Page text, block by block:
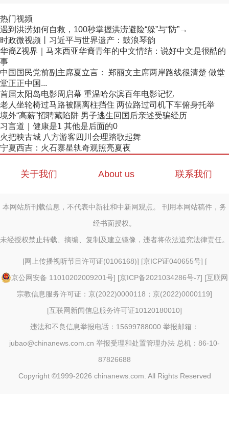
热门视频
遇到洪涝如何自救，100秒掌握洪涝避险“躲”与“防”→
时政微视频丨习近平与世界遗产：鼓浪琴韵
华裔Z视界｜马来西亚华裔青年的中文情结：说好中文是很酷的
事
中国国民党前副主席夏立言： 郑丽文主席两岸路线很清楚 做堂
堂正正中国...
首届太阳岛电影周启幕 重温哈尔滨百年电影记忆
老人坐轮椅过马路被隔离柱挡住 两位路过司机下车俯身托举
境外“高薪”招聘藏陷阱 男子逃生回国后亲述受骗经历
习言道｜健康是1 其他是后面的0
火把映古城 八方游客四川会理踏歌起舞
宁夏西吉：火石寨星轨奇观照亮夏夜
关于我们 About us 联系我们
本网站所刊载信息，不代表中新社和中新网观点。 刊用本网站稿件，务
经书面授权。
未经授权禁止转载、摘编、复制及建立镜像，违者将依法追究法律责任。
[网上传播视听节目许可证(0106168)] [京ICP证040655号] [
京公网安备 11010202009201号] [京ICP备2021034286号-7] [互联网
宗教信息服务许可证：京(2022)0000118；京(2022)0000119]
[互联网新闻信息服务许可证10120180010]
违法和不良信息举报电话：15699788000 举报邮箱：
jubao@chinanews.com.cn 举报受理和处置管理办法 总机：86-10-
87826688
Copyright ©1999-2026 chinanews.com. All Rights Reserved